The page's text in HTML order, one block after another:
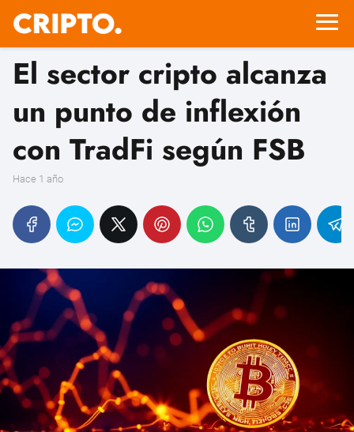
El sector cripto alcanza
un punto de inflexión
con TradFi según FSB
hace 1 año